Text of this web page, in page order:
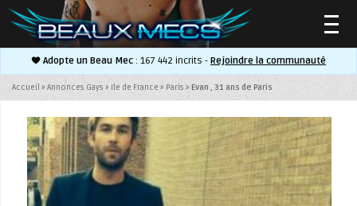
Adopte un Beau Mec : 167 442 incrits - Rejoindre la communauté
Accueil » Annonces Gays » Ile de France » Paris » Evan , 31 ans de Paris
▼
▼